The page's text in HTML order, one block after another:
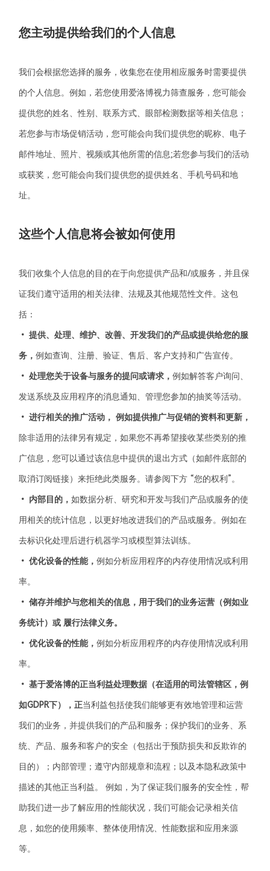
您主动提供给我们的个人信息
我们会根据您选择的服务，收集您在使用相应服务时需要提供
的个人信息。例如，若您使用爱洛博视力筛查服务，您可能会
提供您的姓名、性别、联系方式、眼部检测数据等相关信息；
若您参与市场促销活动，您可能会向我们提供您的昵称、电子
邮件地址、照片、视频或其他所需的信息;若您参与我们的活动
或获奖，您可能会向我们提供您的提供姓名、手机号码和地
址。
这些个人信息将会被如何使用
我们收集个人信息的目的在于向您提供产品和/或服务，并且保
证我们遵守适用的相关法律、法规及其他规范性文件。这包
括：
• 提供、处理、维护、改善、开发我们的产品或提供给您的服
务，例如查询、注册、验证、售后、客户支持和广告宣传。
• 处理您关于设备与服务的提问或请求，例如解答客户询问、
发送系统及应用程序的消息通知、管理您参加的抽奖等活动。
• 进行相关的推广活动， 例如提供推广与促销的资料和更新，
除非适用的法律另有规定，如果您不再希望接收某些类别的推
广信息，您可以通过该信息中提供的退出方式（如邮件底部的
取消订阅链接）来拒绝此类服务。请参阅下方 “您的权利”。
• 内部目的，如数据分析、研究和开发与我们产品或服务的使
用相关的统计信息，以更好地改进我们的产品或服务。例如在
去标识化处理后进行机器学习或模型算法训练。
• 优化设备的性能，例如分析应用程序的内存使用情况或利用
率。
• 储存并维护与您相关的信息，用于我们的业务运营（例如业
务统计）或 履行法律义务。
• 优化设备的性能，例如分析应用程序的内存使用情况或利用
率。
• 基于爱洛博的正当利益处理数据（在适用的司法管辖区，例
如GDPR下），正当利益包括使我们能够更有效地管理和运营
我们的业务，并提供我们的产品和服务；保护我们的业务、系
统、产品、服务和客户的安全（包括出于预防损失和反欺诈的
目的）；内部管理；遵守内部规章和流程；以及本隐私政策中
描述的其他正当利益。 例如，为了保证我们服务的安全性，帮
助我们进一步了解应用的性能状况，我们可能会记录相关信
息，如您的使用频率、整体使用情况、性能数据和应用来源
等。